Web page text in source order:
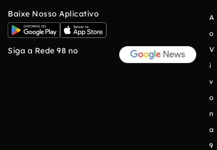
Baixe Nosso Aplicativo
Siga a Rede 98 no
A
o
V
i
v
o
n
a
9